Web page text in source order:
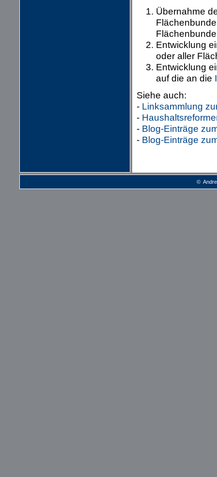
Übernahme
Entwicklung
oder aller
Entwicklung
auf die an die
Siehe auch:
- Linksammlung
-
- Blog-Einträge
- Blog-Einträge
©